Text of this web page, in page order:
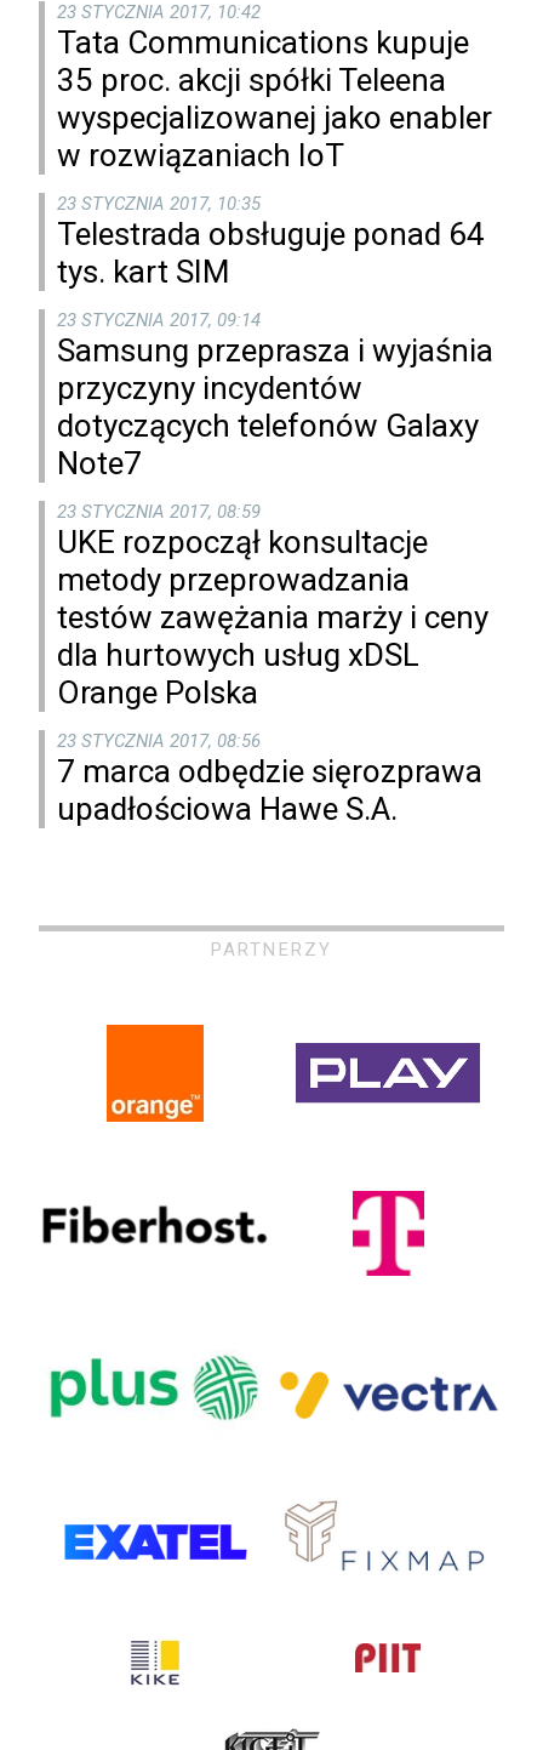
23 STYCZNIA 2017, 10:42
Tata Communications kupuje
35 proc. akcji spółki Teleena
wyspecjalizowanej jako enabler
w rozwiązaniach IoT
23 STYCZNIA 2017, 10:35
Telestrada obsługuje ponad 64
tys. kart SIM
23 STYCZNIA 2017, 09:14
Samsung przeprasza i wyjaśnia
przyczyny incydentów
dotyczących telefonów Galaxy
Note7
23 STYCZNIA 2017, 08:59
UKE rozpoczął konsultacje
metody przeprowadzania
testów zawężania marży i ceny
dla hurtowych usług xDSL
Orange Polska
23 STYCZNIA 2017, 08:56
7 marca odbędzie sięrozprawa
upadłościowa Hawe S.A.
PARTNERZY